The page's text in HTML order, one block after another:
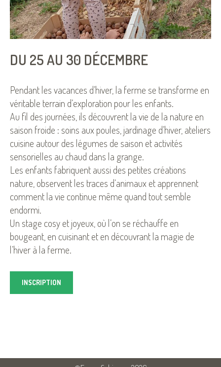
DU 25 AU 30 DÉCEMBRE
Pendant les vacances d’hiver, la ferme se transforme en
véritable terrain d’exploration pour les enfants.
Au fil des journées, ils découvrent la vie de la nature en
saison froide : soins aux poules, jardinage d’hiver, ateliers
cuisine autour des légumes de saison et activités
sensorielles au chaud dans la grange.
Les enfants fabriquent aussi des petites créations
nature, observent les traces d’animaux et apprennent
comment la vie continue même quand tout semble
endormi.
Un stage cosy et joyeux, où l’on se réchauffe en
bougeant, en cuisinant et en découvrant la magie de
l’hiver à la ferme.
INSCRIPTION